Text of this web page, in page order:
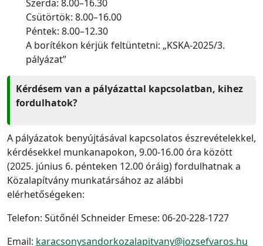
Szerda: 8.00–16.30
Csütörtök: 8.00–16.00
Péntek: 8.00–12.30
A borítékon kérjük feltüntetni: „KSKA-2025/3.
pályázat”
Kérdésem van a pályázattal kapcsolatban, kihez
fordulhatok?
A pályázatok benyújtásával kapcsolatos észrevételekkel,
kérdésekkel munkanapokon, 9.00-16.00 óra között
(2025. június 6. pénteken 12.00 óráig) fordulhatnak a
Közalapítvány munkatársához az alábbi
elérhetőségeken:
Telefon: Sütőnél Schneider Emese: 06-20-228-1727
Email: karacsonysandorkozalapitvany@jozsefvaros.hu